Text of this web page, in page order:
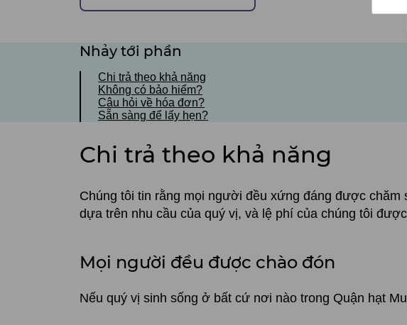
Nhảy tới phần
Chi trả theo khả năng
Không có bảo hiểm?
Câu hỏi về hóa đơn?
Sẵn sàng để lấy hẹn?
Chi trả theo khả năng
Chúng tôi tin rằng mọi người đều xứng đáng được
dựa trên nhu cầu của quý vị, và lệ phí của chúng tôi
Mọi người đều được chào đón
Nếu quý vị sinh sống ở bất cứ nơi nào trong Quận hạt